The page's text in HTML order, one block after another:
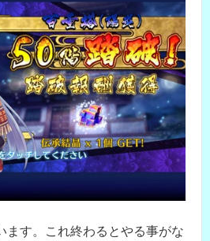
ます。これ終わるとやる事がな